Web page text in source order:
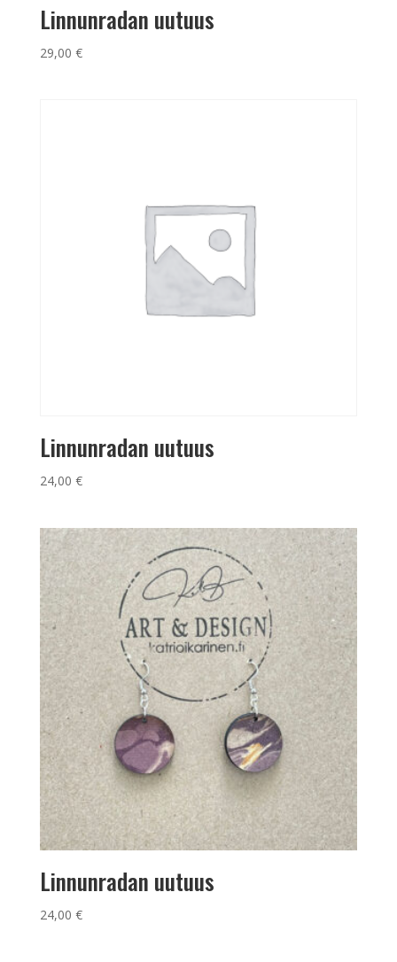
Linnunradan uutuus
29,00 €
Linnunradan uutuus
24,00 €
Linnunradan uutuus
24,00 €